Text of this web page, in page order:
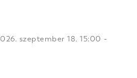
szeptember 18. 15:00 -